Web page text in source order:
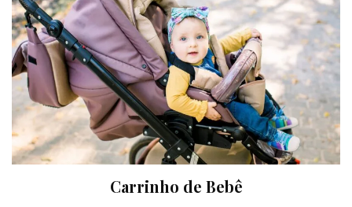
Carrinho de Bebê